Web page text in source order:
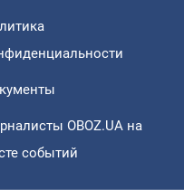
OBOZ.UA на
событий